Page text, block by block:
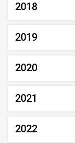
2018
2019
2020
2021
2022